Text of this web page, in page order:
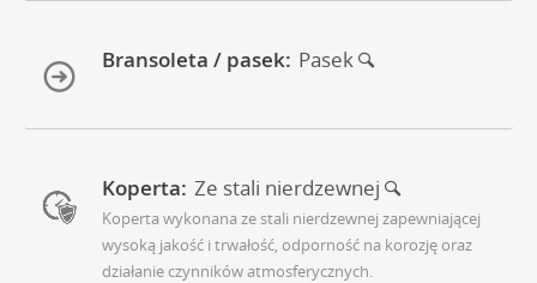
Bransoleta / pasek: Pasek
Koperta: Ze stali nierdzewnej
Koperta wykonana ze stali nierdzewnej zapewniającej
wysoką jakość i trwałość, odporność na korozję oraz
działanie czynników atmosferycznych.